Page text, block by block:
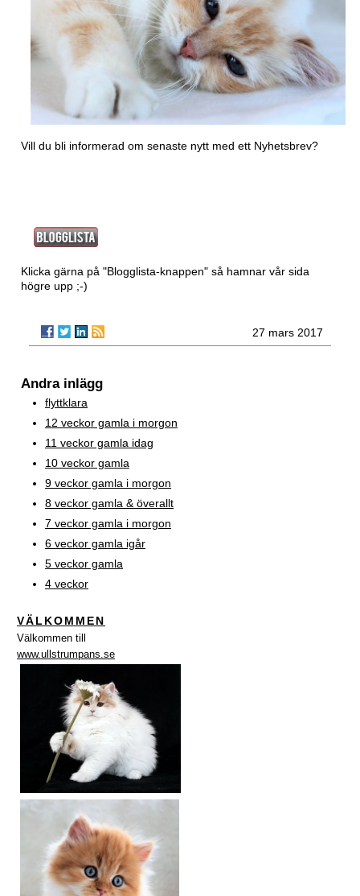
Vill du bli informerad om senaste nytt med ett Nyhetsbrev?
Klicka gärna på "Blogglista-knappen" så hamnar vår sida
högre upp ;-)
27 mars 2017
Andra inlägg
flyttklara
12 veckor gamla i morgon
11 veckor gamla idag
10 veckor gamla
9 veckor gamla i morgon
8 veckor gamla & överallt
7 veckor gamla i morgon
6 veckor gamla igår
5 veckor gamla
4 veckor
VÄLKOMMEN
Välkommen till
www.ullstrumpans.se